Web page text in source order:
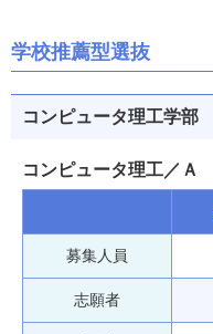
学校推薦型選抜
コンピュータ理工学部
コンピュータ理工／Ａ
募集人員
志願者